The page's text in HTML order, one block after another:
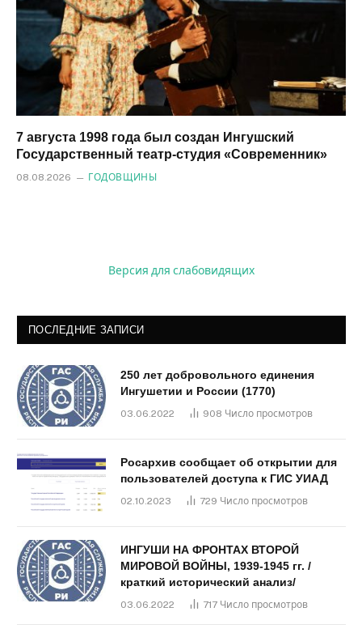
7 августа 1998 года был создан Ингушский
Государственный театр-студия «Современник»
08.08.2026 ГОДОВЩИНЫ
Версия для слабовидящих
ПОСЛЕДНИЕ ЗАПИСИ
250 лет добровольного единения
Ингушетии и России (1770)
03.06.2022 908 Число просмотров
Росархив сообщает об открытии для
пользователей доступа к ГИС УИАД
02.10.2023 729 Число просмотров
ИНГУШИ НА ФРОНТАХ ВТОРОЙ
МИРОВОЙ ВОЙНЫ, 1939-1945 гг. /
краткий исторический анализ/
03.06.2022 717 Число просмотров